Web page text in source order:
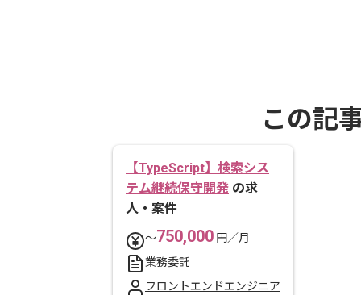
この記
【TypeScript】検索シス
テム継続保守開発 の求
人・案件
〜750,000 円／月
業務委託
フロントエンドエンジニア